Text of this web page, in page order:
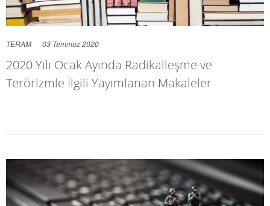
TERAM 03 Temmuz 2020
2020 Yılı Ocak Ayında Radikalleşme ve
Terörizmle İlgili Yayımlanan Makaleler